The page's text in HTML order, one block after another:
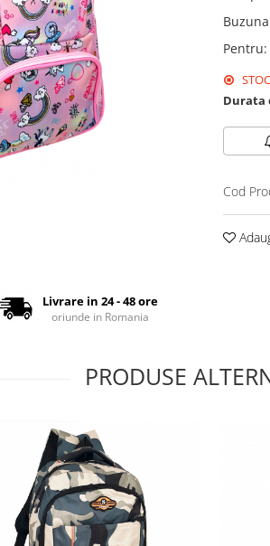
Pentru:
Durata
Cod
Livrare in 24 - 48 ore
oriunde in Romania
PRODUSE